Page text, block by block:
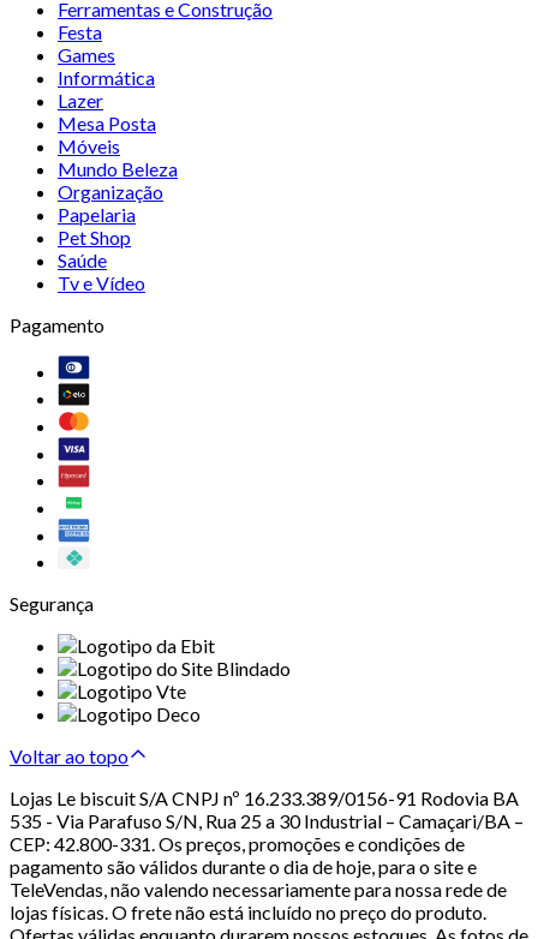
Ferramentas e Construção
Festa
Games
Informática
Lazer
Mesa Posta
Móveis
Mundo Beleza
Organização
Papelaria
Pet Shop
Saúde
Tv e Vídeo
Pagamento
Segurança
Voltar ao topo
Lojas Le biscuit S/A CNPJ nº 16.233.389/0156-91 Rodovia BA
535 - Via Parafuso S/N, Rua 25 a 30 Industrial – Camaçari/BA –
CEP: 42.800-331. Os preços, promoções e condições de
pagamento são válidos durante o dia de hoje, para o site e
TeleVendas, não valendo necessariamente para nossa rede de
lojas físicas. O frete não está incluído no preço do produto.